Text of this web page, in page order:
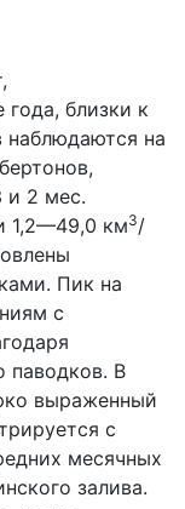
близки к
на
и 2 мес.
1,2—49,0 км3/
Пик на
с
паводков. В
выраженный
с
месячных
залива.